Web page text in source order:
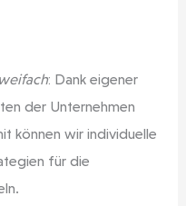
: Dank eigener
der Unternehmen
können wir individuelle
für die